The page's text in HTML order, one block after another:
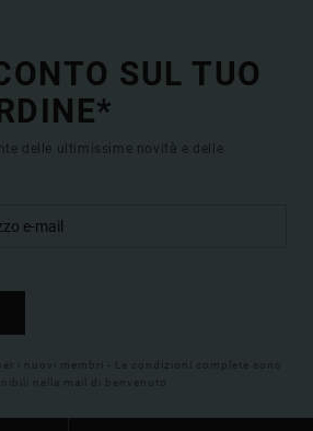
SUL TUO
delle ultimissime novità e delle
i nuovi membri - Le condizioni complete sono
nella mail di benvenuto